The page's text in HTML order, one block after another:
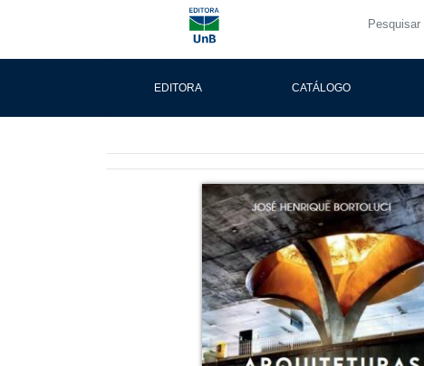
EDITORA CATÁLOGO